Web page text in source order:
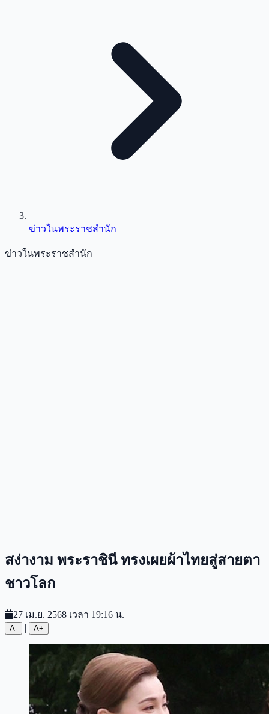
ข่าวในพระราชสำนัก
ข่าวในพระราชสำนัก
สง่างาม พระราชินี ทรงเผยผ้าไทยสู่สายตา
ชาวโลก
27 เม.ย. 2568 เวลา 19:16 น.
A- | A+